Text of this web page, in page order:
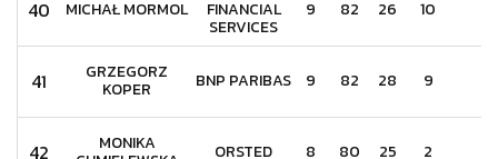
40 MICHAŁ MORMOL FINANCIAL
SERVICES
9 82 26 10
41 GRZEGORZ
KOPER BNP PARIBAS 9 82 28 9
42 MONIKA ORSTED 8 80 25 2